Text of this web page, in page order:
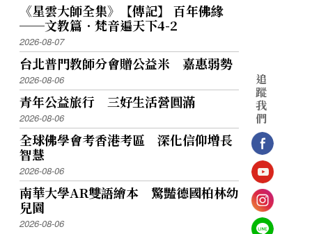
《星雲大師全集》【傳記】 百年佛緣
──文教篇．梵音遍天下4-2
2026-08-07
台北普門教師分會贈公益米 嘉惠弱勢
2026-08-06
青年公益旅行 三好生活營圓滿
2026-08-06
全球佛學會考香港考區 深化信仰增長
智慧
2026-08-06
南華大學AR雙語繪本 驚豔德國柏林幼
兒園
2026-08-06
追
蹤
我
們